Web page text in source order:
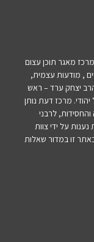
מאגר תוכן עצום
, מודעות עצמית,
יצחק ערד – ראש
יהודי. מרכז דעת נותן
לרבני
על ידי צוות
זו במדור שאלות